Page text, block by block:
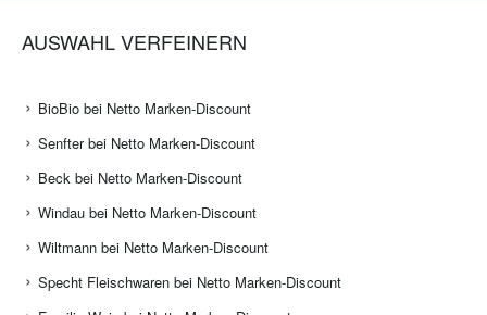
AUSWAHL VERFEINERN
BioBio bei Netto Marken-Discount
Senfter bei Netto Marken-Discount
Beck bei Netto Marken-Discount
Windau bei Netto Marken-Discount
Wiltmann bei Netto Marken-Discount
Specht Fleischwaren bei Netto Marken-Discount